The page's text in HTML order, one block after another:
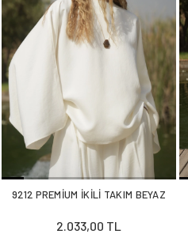
9212 PREMİUM İKİLİ TAKIM BEYAZ
2.033,00 TL